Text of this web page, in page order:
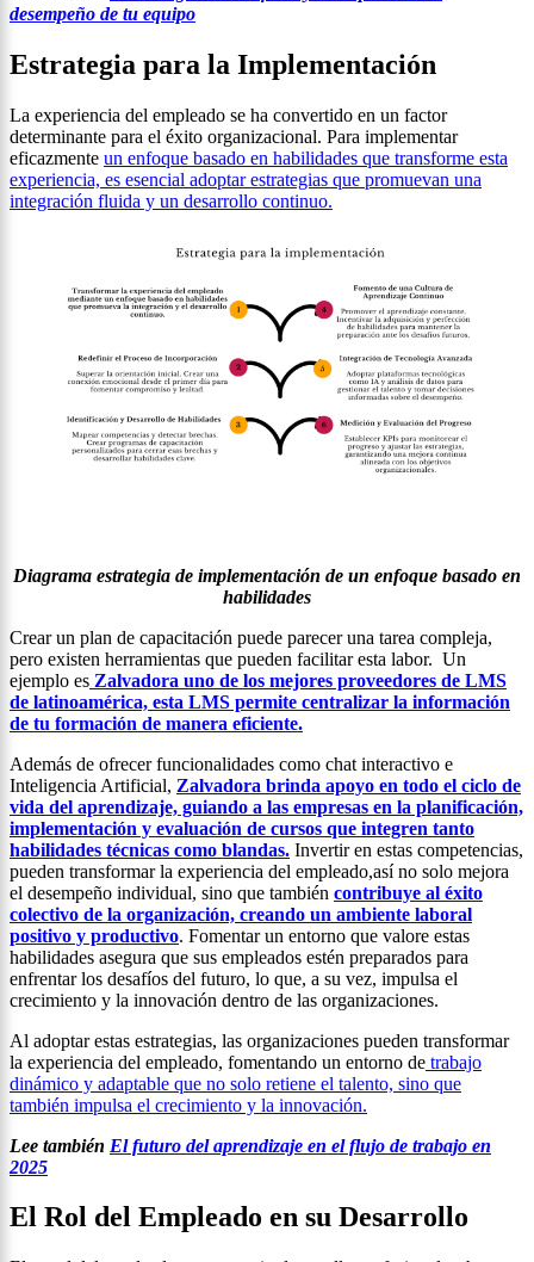
desempeño de tu equipo
Estrategia para la Implementación
La experiencia del empleado se ha convertido en un factor
determinante para el éxito organizacional. Para implementar
eficazmente un enfoque basado en habilidades que transforme esta
experiencia, es esencial adoptar estrategias que promuevan una
integración fluida y un desarrollo continuo.
Diagrama estrategia de implementación de un enfoque basado en
habilidades
Crear un plan de capacitación puede parecer una tarea compleja,
pero existen herramientas que pueden facilitar esta labor. Un
ejemplo es Zalvadora uno de los mejores proveedores de LMS
de latinoamérica, esta LMS permite centralizar la información
de tu formación de manera eficiente.
Además de ofrecer funcionalidades como chat interactivo e
Inteligencia Artificial, Zalvadora brinda apoyo en todo el ciclo de
vida del aprendizaje, guiando a las empresas en la planificación,
implementación y evaluación de cursos que integren tanto
habilidades técnicas como blandas. Invertir en estas competencias,
pueden transformar la experiencia del empleado,así no solo mejora
el desempeño individual, sino que también contribuye al éxito
colectivo de la organización, creando un ambiente laboral
positivo y productivo. Fomentar un entorno que valore estas
habilidades asegura que sus empleados estén preparados para
enfrentar los desafíos del futuro, lo que, a su vez, impulsa el
crecimiento y la innovación dentro de las organizaciones.
Al adoptar estas estrategias, las organizaciones pueden transformar
la experiencia del empleado, fomentando un entorno de trabajo
dinámico y adaptable que no solo retiene el talento, sino que
también impulsa el crecimiento y la innovación.
Lee también El futuro del aprendizaje en el flujo de trabajo en
2025
El Rol del Empleado en su Desarrollo